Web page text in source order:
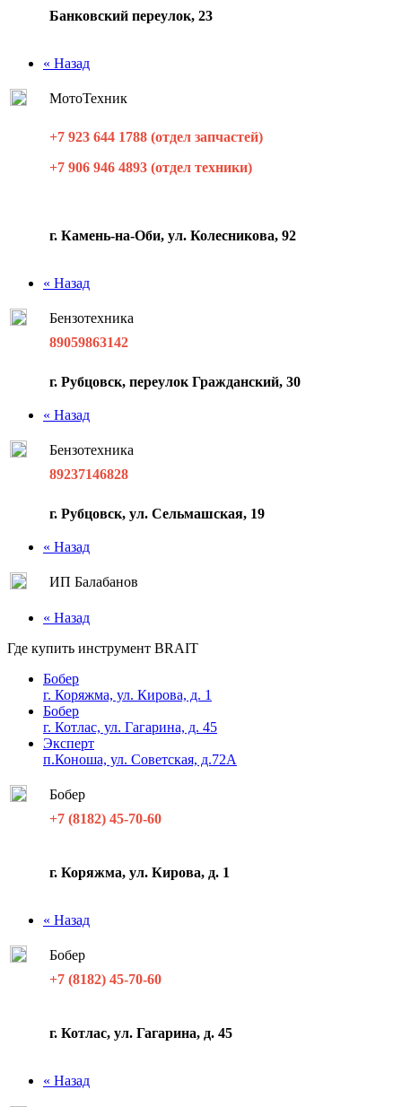
Банковский переулок, 23
« Назад
МотоТехник
+7 923 644 1788 (отдел запчастей)
+7 906 946 4893 (отдел техники)
г. Камень-на-Оби, ул. Колесникова, 92
« Назад
Бензотехника
89059863142
г. Рубцовск, переулок Гражданский, 30
« Назад
Бензотехника
89237146828
г. Рубцовск, ул. Сельмашская, 19
« Назад
ИП Балабанов
« Назад
Где купить инструмент BRAIT
Бобер
г. Коряжма, ул. Кирова, д. 1
Бобер
г. Котлас, ул. Гагарина, д. 45
Эксперт
п.Коноша, ул. Советская, д.72А
Бобер
+7 (8182) 45-70-60
г. Коряжма, ул. Кирова, д. 1
« Назад
Бобер
+7 (8182) 45-70-60
г. Котлас, ул. Гагарина, д. 45
« Назад